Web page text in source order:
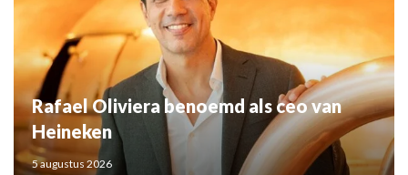
Rafael Oliviera benoemd als ceo van
Heineken
5 augustus 2026